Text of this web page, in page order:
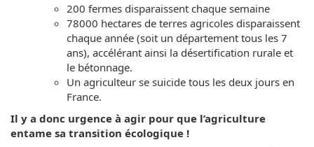
200 fermes disparaissent chaque semaine
78000 hectares de terres agricoles disparaissent
chaque année (soit un département tous les 7
ans), accélérant ainsi la désertification rurale et
le bétonnage.
Un agriculteur se suicide tous les deux jours en
France.
Il y a donc urgence à agir pour que l’agriculture
entame sa transition écologique !